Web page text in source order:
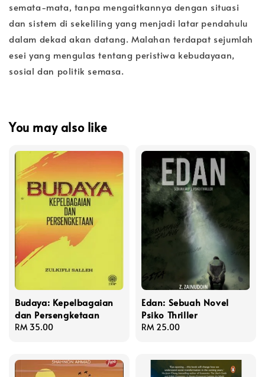
semata-mata, tanpa mengaitkannya dengan situasi
dan sistem di sekeliling yang menjadi latar pendahulu
dalam dekad akan datang. Malahan terdapat sejumlah
esei yang mengulas tentang peristiwa kebudayaan,
sosial dan politik semasa.
You may also like
Budaya: Kepelbagaian
dan Persengketaan
Regular
RM 35.00
Edan: Sebuah Novel
Psiko Thriller
Regular
RM 25.00